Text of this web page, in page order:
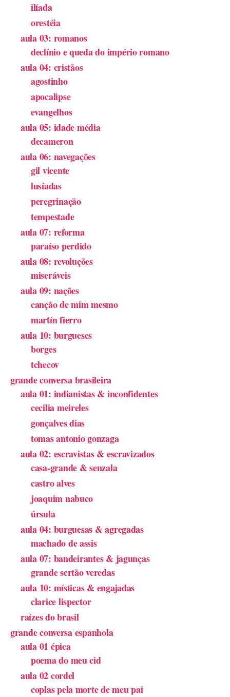
ilíada
orestéia
aula 03: romanos
declínio e queda do império romano
aula 04: cristãos
agostinho
apocalipse
evangelhos
aula 05: idade média
decameron
aula 06: navegações
gil vicente
lusíadas
peregrinação
tempestade
aula 07: reforma
paraíso perdido
aula 08: revoluções
miseráveis
aula 09: nações
canção de mim mesmo
martín fierro
aula 10: burgueses
borges
tchecov
grande conversa brasileira
aula 01: indianistas & inconfidentes
cecilia meireles
gonçalves dias
tomas antonio gonzaga
aula 02: escravistas & escravizados
casa-grande & senzala
castro alves
joaquim nabuco
úrsula
aula 04: burguesas & agregadas
machado de assis
aula 07: bandeirantes & jagunças
grande sertão veredas
aula 10: místicas & engajadas
clarice lispector
raízes do brasil
grande conversa espanhola
aula 01 épica
poema do meu cid
aula 02 cordel
coplas pela morte de meu pai